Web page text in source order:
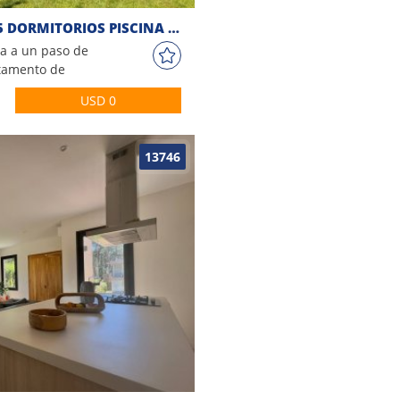
CASA RINCÓN DEL INDIO 5 DORMITORIOS PISCINA GARAGE
a un paso de
de
5 dormitorios
USD 0
13746